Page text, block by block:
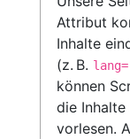
Attribut
Inhalte
(z. B.
können
die
vorlesen.